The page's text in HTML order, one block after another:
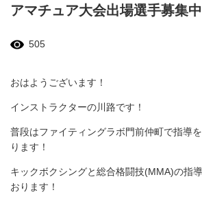
アマチュア大会出場選手募集中
505
おはようございます！
インストラクターの川路です！
普段はファイティングラボ門前仲町で指導
ります！
キックボクシングと総合格闘技(MMA)の指
おります！